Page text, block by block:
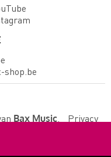
shop.be
Bax Music Privacy